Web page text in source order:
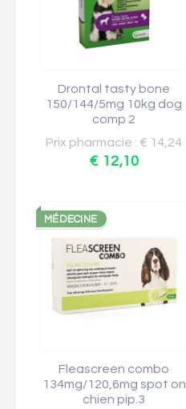
Drontal tasty bone
150/144/5mg 10kg dog
comp 2
Prix pharmacie : € 14,24
€ 12,10
MÉDECINE
Fleascreen combo
134mg/120,6mg spot on
chien pip.3